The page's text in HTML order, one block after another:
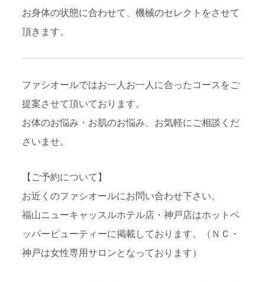
お身体の状態に合わせて、機械のセレクトをさせて
頂きます。
ファシオールではお一人お一人に合ったコースをご
提案させて頂いております。
お体のお悩み・お肌のお悩み、お気軽にご相談くだ
さいませ。
【ご予約について】
お近くのファシオールにお問い合わせ下さい。
福山ニューキャッスルホテル店・神戸店はホットペ
ッパービューティーに掲載しております。（ＮＣ・
神戸は女性専用サロンとなっております）